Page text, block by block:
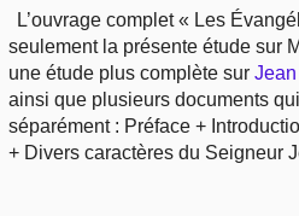
Outils
Paramètres
Études et commentaires par
Versets Classés
Lecture Journalière
L'Évangile, le Salut
Mort, résurrection
L'Église, l'Assemblée
Édification
Commentaires journaliers
COURS Bibliques - GUIDES de
Sujets de A à Z
Ouvrages de A à Z
Sommaires
Aperçus Livres de la Bible
L’ouvrage complet « Les
seulement la présente étude sur
une étude plus complète sur Jean
ainsi que plusieurs documents
séparément : Préface +
+ Divers caractères du Seigneur